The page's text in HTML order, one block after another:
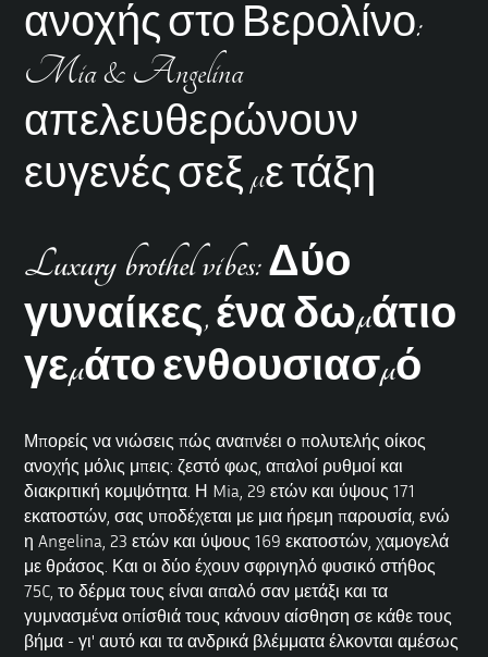
ανοχής στο Βερολίνο:
Mia & Angelina
απελευθερώνουν
ευγενές σεξ με τάξη
Luxury brothel vibes: Δύο
γυναίκες, ένα δωμάτιο
γεμάτο ενθουσιασμό
Μπορείς να νιώσεις πώς αναπνέει ο πολυτελής οίκος
ανοχής μόλις μπεις: ζεστό φως, απαλοί ρυθμοί και
διακριτική κομψότητα. Η Mia, 29 ετών και ύψους 171
εκατοστών, σας υποδέχεται με μια ήρεμη παρουσία, ενώ
η Angelina, 23 ετών και ύψους 169 εκατοστών, χαμογελά
με θράσος. Και οι δύο έχουν σφριγηλό φυσικό στήθος
75C, το δέρμα τους είναι απαλό σαν μετάξι και τα
γυμνασμένα οπίσθιά τους κάνουν αίσθηση σε κάθε τους
βήμα - γι' αυτό και τα ανδρικά βλέμματα έλκονται αμέσως